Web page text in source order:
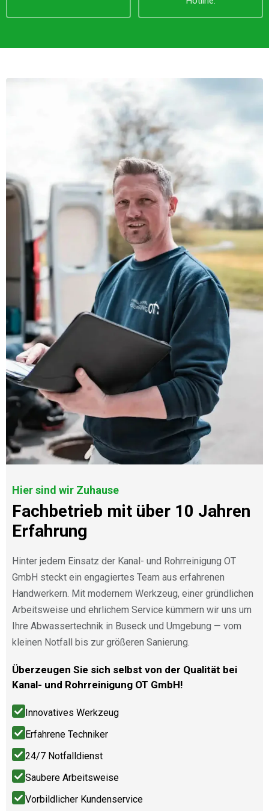
Hier sind wir Zuhause
Fachbetrieb mit über 10 Jahren
Erfahrung
Hinter jedem Einsatz der Kanal- und Rohrreinigung OT
GmbH steckt ein engagiertes Team aus erfahrenen
Handwerkern. Mit modernem Werkzeug, einer gründlichen
Arbeitsweise und ehrlichem Service kümmern wir uns um
Ihre Abwassertechnik in Buseck und Umgebung — vom
kleinen Notfall bis zur größeren Sanierung.
Überzeugen Sie sich selbst von der Qualität bei
Kanal- und Rohrreinigung OT GmbH!
Innovatives Werkzeug
Erfahrene Techniker
24/7 Notfalldienst
Saubere Arbeitsweise
Vorbildlicher Kundenservice